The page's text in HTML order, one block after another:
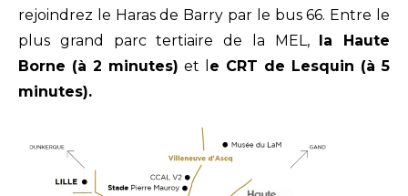
rejoindrez le Haras de Barry par le bus 66. Entre le
plus grand parc tertiaire de la MEL,
la Haute
Borne (à 2 minutes) et l e CRT de Lesquin (à 5
minutes).